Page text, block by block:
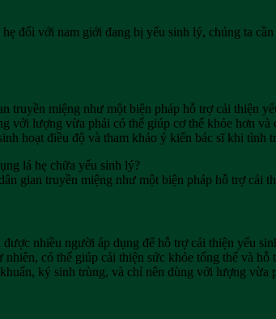
đối với nam giới đang bị yếu sinh lý, chúng ta
truyền miệng như một biện pháp hỗ trợ cải thiện
với lượng vừa phải có thể giúp cơ thể khỏe hơn
hoạt điều độ và tham khảo ý kiến bác sĩ khi tình
gian truyền miệng như một biện pháp hỗ trợ cải
được nhiều người áp dụng để hỗ trợ cải thiện yếu
có thể giúp cải thiện sức khỏe tổng thể và
ký sinh trùng, và chỉ nên dùng với lượng vừa